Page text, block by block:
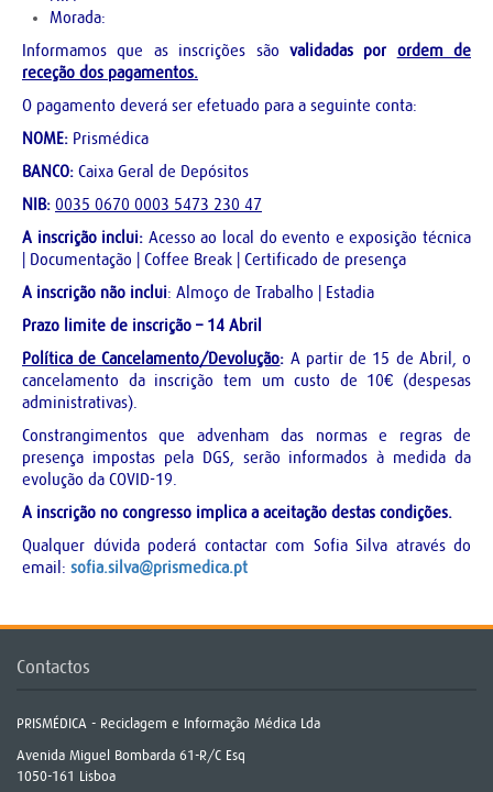
Morada:
Informamos que as inscrições são validadas por ordem de
receção dos pagamentos.
O pagamento deverá ser efetuado para a seguinte conta:
NOME: Prismédica
BANCO: Caixa Geral de Depósitos
NIB: 0035 0670 0003 5473 230 47
A inscrição inclui: Acesso ao local do evento e exposição técnica
| Documentação | Coffee Break | Certificado de presença
A inscrição não inclui: Almoço de Trabalho | Estadia
Prazo limite de inscrição – 14 Abril
Política de Cancelamento/Devolução: A partir de 15 de Abril, o
cancelamento da inscrição tem um custo de 10€ (despesas
administrativas).
Constrangimentos que advenham das normas e regras de
presença impostas pela DGS, serão informados à medida da
evolução da COVID-19.
A inscrição no congresso implica a aceitação destas condições.
Qualquer dúvida poderá contactar com Sofia Silva através do
email: sofia.silva@prismedica.pt
Contactos
PRISMÉDICA - Reciclagem e Informação Médica Lda
Avenida Miguel Bombarda 61-R/C Esq
1050-161 Lisboa